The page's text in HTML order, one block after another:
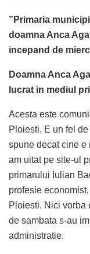
”Primaria
doamna Anca
incepand de
Doamna Anca
lucrat in mediul
Acesta este
Ploiesti. E un fel
spune decat cine e
am uitat pe site-ul
primarului Iulian
profesie
Ploiesti. Nici vorba
de sambata s-au
administratie.